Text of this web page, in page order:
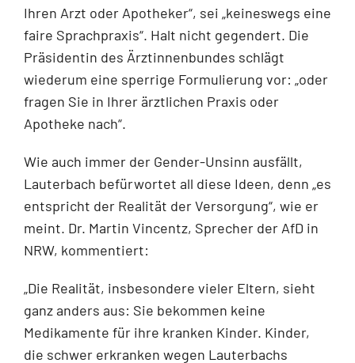
Ihren Arzt oder Apotheker“, sei „keineswegs eine
faire Sprachpraxis“. Halt nicht gegendert. Die
Präsidentin des Ärztinnenbundes schlägt
wiederum eine sperrige Formulierung vor: „oder
fragen Sie in Ihrer ärztlichen Praxis oder
Apotheke nach“.
Wie auch immer der Gender-Unsinn ausfällt,
Lauterbach befürwortet all diese Ideen, denn „es
entspricht der Realität der Versorgung“, wie er
meint. Dr. Martin Vincentz, Sprecher der AfD in
NRW, kommentiert:
„Die Realität, insbesondere vieler Eltern, sieht
ganz anders aus: Sie bekommen keine
Medikamente für ihre kranken Kinder. Kinder,
die schwer erkranken wegen Lauterbachs